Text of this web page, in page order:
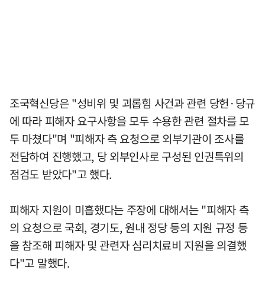
조국혁신당은 "성비위 및 괴롭힘 사건과 관련 당헌·당규
에 따라 피해자 요구사항을 모두 수용한 관련 절차를 모
두 마쳤다"며 "피해자 측 요청으로 외부기관이 조사를
전담하여 진행했고, 당 외부인사로 구성된 인권특위의
점검도 받았다"고 했다.
피해자 지원이 미흡했다는 주장에 대해서는 "피해자 측
의 요청으로 국회, 경기도, 원내 정당 등의 지원 규정 등
을 참조해 피해자 및 관련자 심리치료비 지원을 의결했
다"고 말했다.